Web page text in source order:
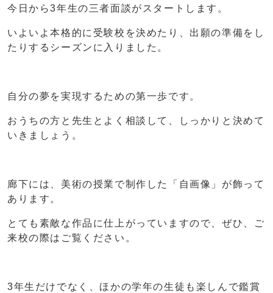
今日から3年生の三者面談がスタートします。
いよいよ本格的に受験校を決めたり、出願の準備をし
たりするシーズンに入りました。
自分の夢を実現するための第一歩です。
おうちの方と先生とよく相談して、しっかりと決めて
いきましょう。
廊下には、美術の授業で制作した「自画像」が飾って
あります。
とても素敵な作品に仕上がっていますので、ぜひ、ご
来校の際はご覧ください。
3年生だけでなく、ほかの学年の生徒も楽しんで鑑賞